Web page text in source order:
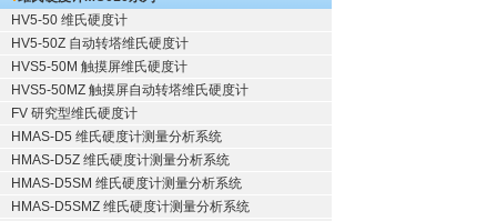
HV5-50 维氏硬度计
HV5-50Z 自动转塔维氏硬度计
HVS5-50M 触摸屏维氏硬度计
HVS5-50MZ 触摸屏自动转塔维氏硬度计
FV 研究型维氏硬度计
HMAS-D5 维氏硬度计测量分析系统
HMAS-D5Z 维氏硬度计测量分析系统
HMAS-D5SM 维氏硬度计测量分析系统
HMAS-D5SMZ 维氏硬度计测量分析系统